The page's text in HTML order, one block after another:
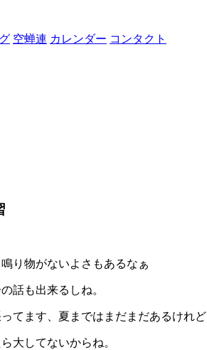
空蝉連 カレンダー コンタクト
り物がないよさもあるなぁ
話も出来るしね。
てます、夏まではまだまだあるけれど
大してないからね。